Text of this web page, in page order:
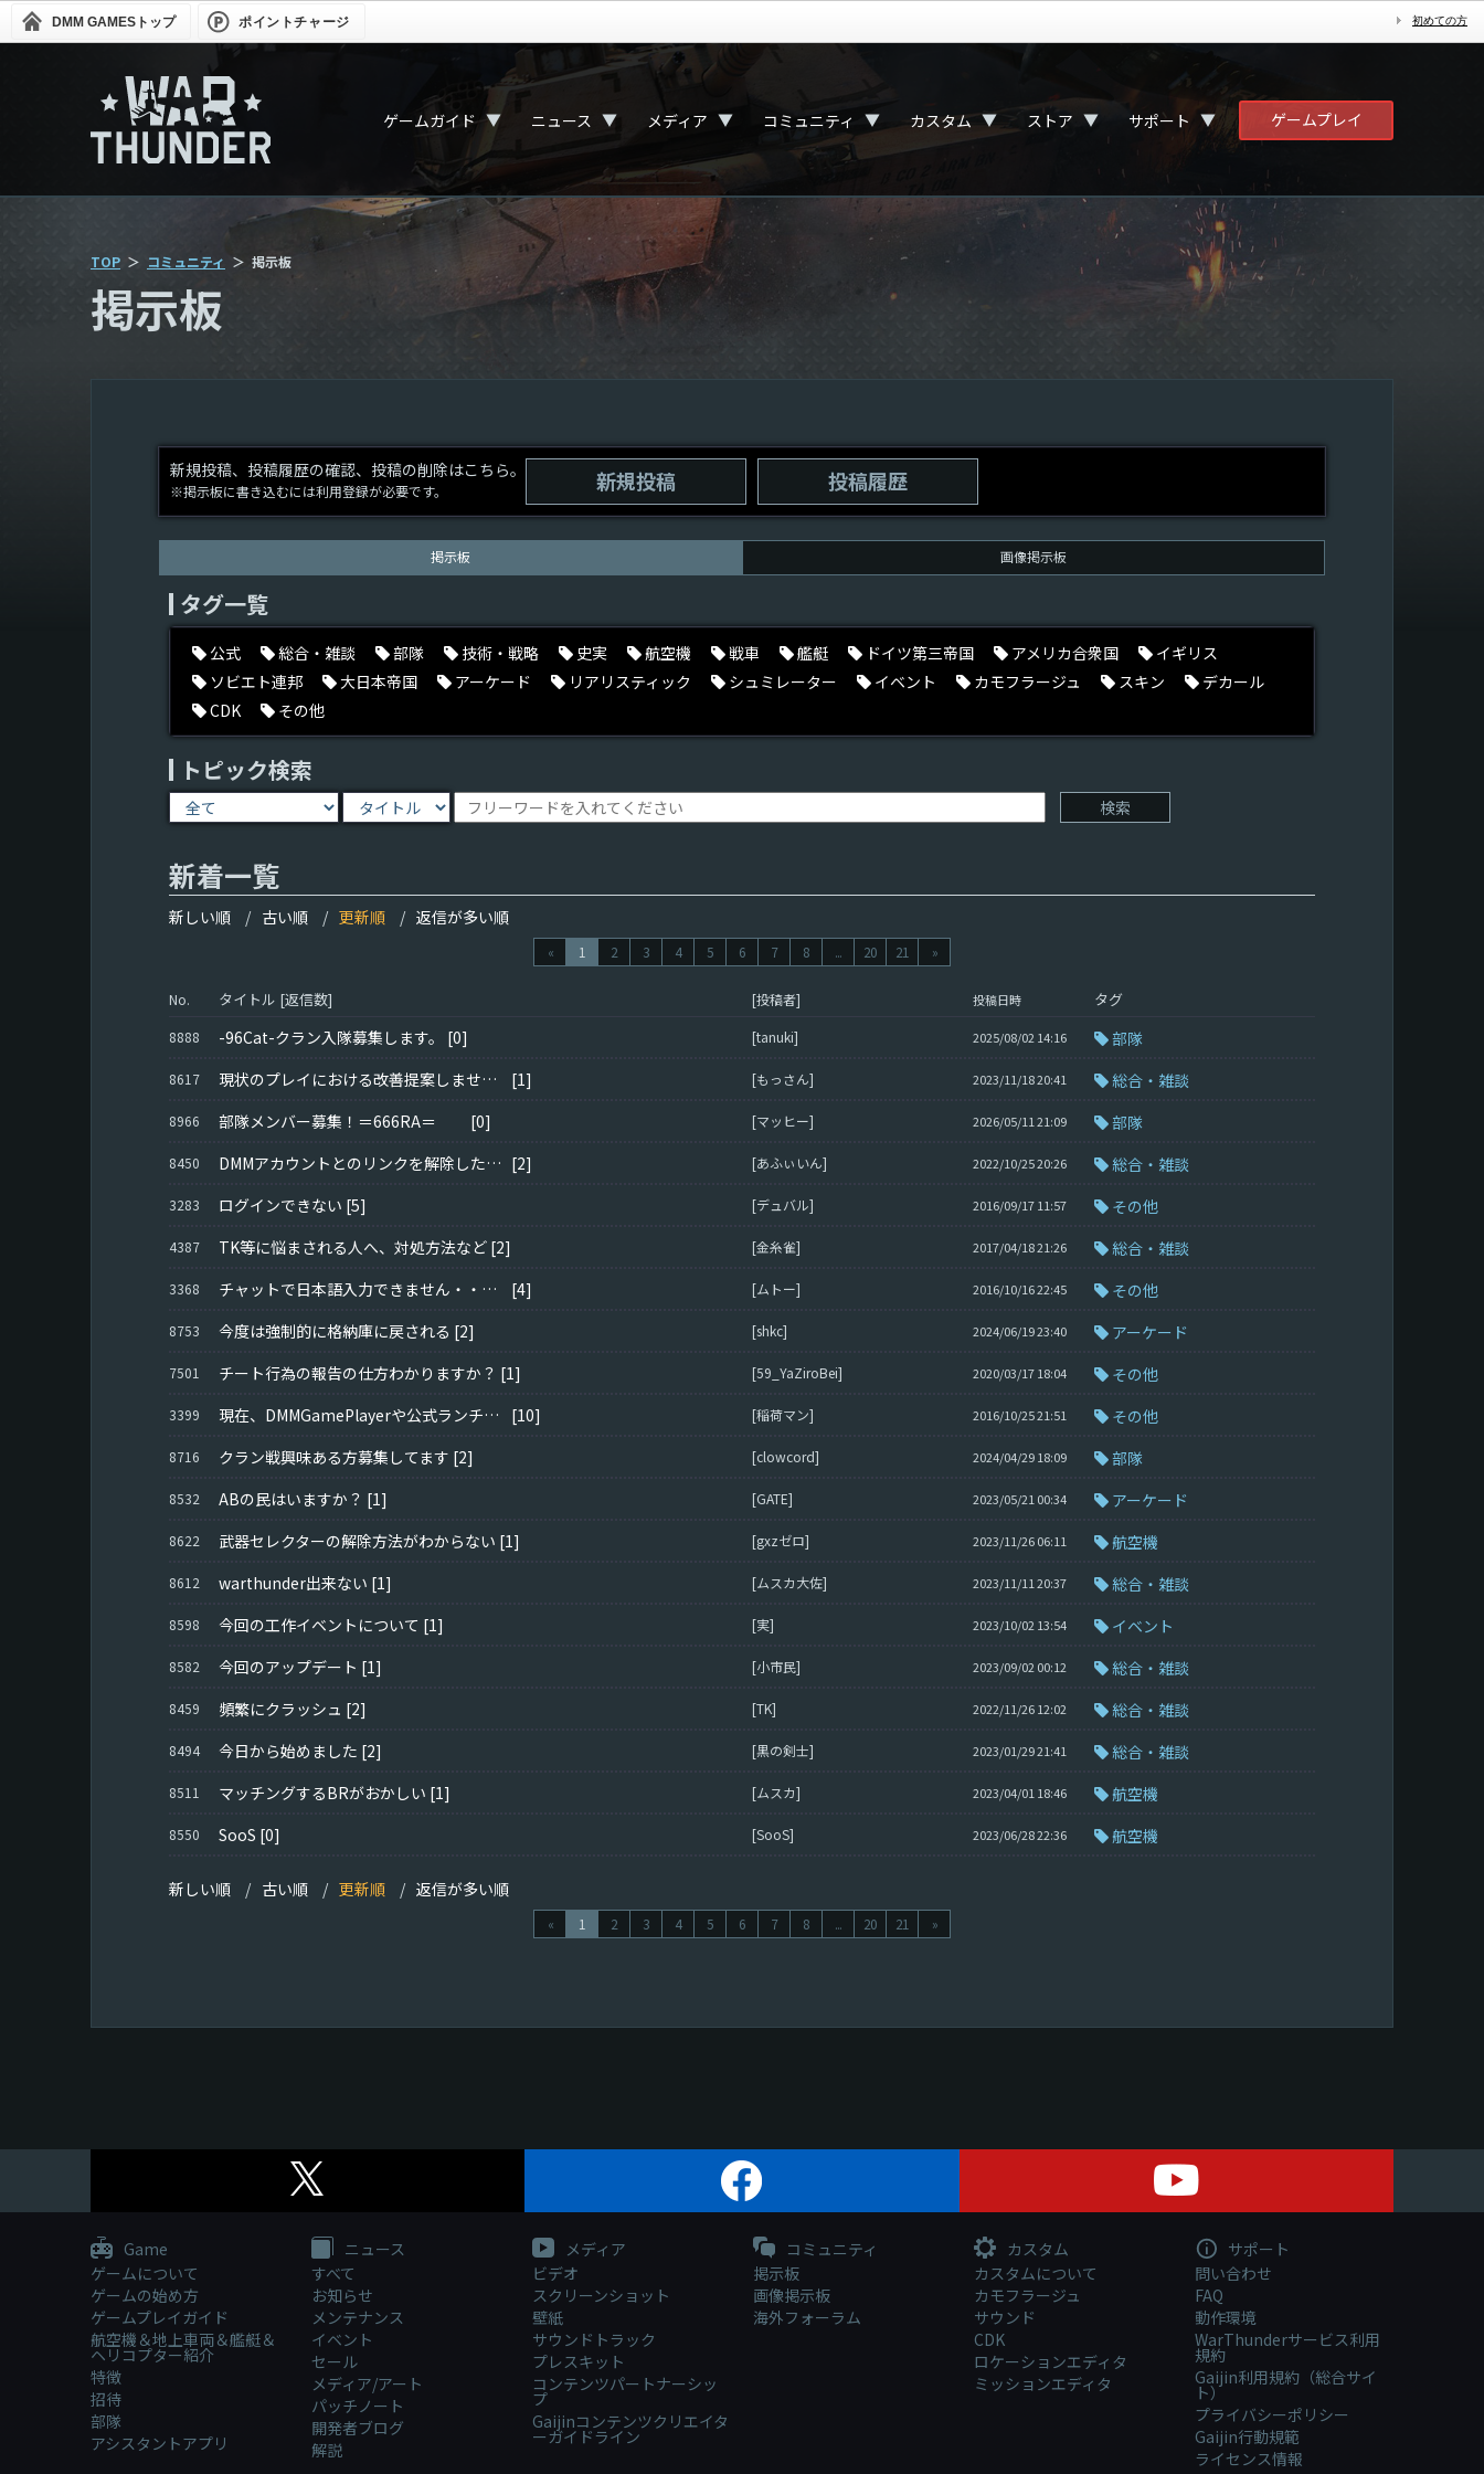
DMM GAMES トップ ポイントチャージ 初めての方
ゲームガイド ▼ ニュース ▼ メディア ▼ コミュニティ ▼ カスタム ▼ ストア ▼ サポート ▼ ゲームプレイ
TOP コミュニティ 掲示板
掲示板
新規投稿、投稿履歴の確認、投稿の削除はこちら。
※掲示板に書き込むには利用登録が必要です。 新規投稿 投稿履歴
掲示板 画像掲示板
タグ一覧
公式 総合・雑談 部隊 技術・戦略 史実 航空機 戦車 艦艇 ドイツ第三帝国 アメリカ合衆国
イギリス
ソビエト連邦
大日本帝国 アーケード リアリスティック シュミレーター イベント カモフラージュ スキン
デカール
CDK
その他
トピック検索
新着一覧
新しい順 古い順 更新順 返信が多い順
« 1 2 3 4 5 6 7 8 ... 20 21 »
No. タイトル [返信数] [投稿者] 投稿日時 タグ
8888 -96Cat-クラン入隊募集します。 [0] [tanuki] 2025/08/02 14:16 部隊
8617 現状のプレイにおける改善提案しませんか？？ [1] [もっさん] 2023/11/18 20:41 総合・雑談
8966 部隊メンバー募集！＝666RA＝ [0] [マッヒー] 2026/05/11 21:09 部隊
8450 DMMアカウントとのリンクを解除したいんですが [2] [あふぃいん] 2022/10/25 20:26 総合・雑談
3283 ログインできない [5] [デュバル] 2016/09/17 11:57 その他
4387 TK等に悩まされる人へ、対処方法など [2] [金糸雀] 2017/04/18 21:26 総合・雑談
3368 チャットで日本語入力できません・・・。 [4] [ムトー] 2016/10/16 22:45 その他
8753 今度は強制的に格納庫に戻される [2] [shkc] 2024/06/19 23:40 アーケード
7501 チート行為の報告の仕方わかりますか？ [1] [59_YaZiroBei] 2020/03/17 18:04 その他
3399 現在、DMMGamePlayerや公式ランチャーから81110013エラーが出る方に質問です [10] [稲荷マン] 2016/10/25 21:51 その他
8716 クラン戦興味ある方募集してます [2] [clowcord] 2024/04/29 18:09 部隊
8532 ABの民はいますか？ [1] [GATE] 2023/05/21 00:34 アーケード
8622 武器セレクターの解除方法がわからない [1] [gxzゼロ] 2023/11/26 06:11 航空機
8612 warthunder出来ない [1] [ムスカ大佐] 2023/11/11 20:37 総合・雑談
8598 今回の工作イベントについて [1] [実] 2023/10/02 13:54 イベント
8582 今回のアップデート [1] [小市民] 2023/09/02 00:12 総合・雑談
8459 頻繁にクラッシュ [2] [TK] 2022/11/26 12:02 総合・雑談
8494 今日から始めました [2] [黒の剣士] 2023/01/29 21:41 総合・雑談
8511 マッチングするBRがおかしい [1] [ムスカ] 2023/04/01 18:46 航空機
8550 SooS [0] [SooS] 2023/06/28 22:36 航空機
新しい順 古い順 更新順 返信が多い順
« 1 2 3 4 5 6 7 8 ... 20 21 »
Game
ゲームについて
ゲームの始め方
ゲームプレイガイド
航空機＆地上車両＆艦艇＆
ヘリコプター紹介
特徴
招待
部隊
アシスタントアプリ
ニュース
すべて
お知らせ
メンテナンス
イベント
セール
メディア/アート
パッチノート
開発者ブログ
解説
メディア
ビデオ
スクリーンショット
壁紙
サウンドトラック
プレスキット
コンテンツパートナーシッ
プ
Gaijinコンテンツクリエイタ
ーガイドライン
コミュニティ
掲示板
画像掲示板
海外フォーラム
カスタム
カスタムについて
カモフラージュ
サウンド
CDK
ロケーションエディタ
ミッションエディタ
サポート
問い合わせ
FAQ
動作環境
WarThunderサービス利用
規約
Gaijin利用規約（総合サイ
ト）
プライバシーポリシー
Gaijin行動規範
ライセンス情報